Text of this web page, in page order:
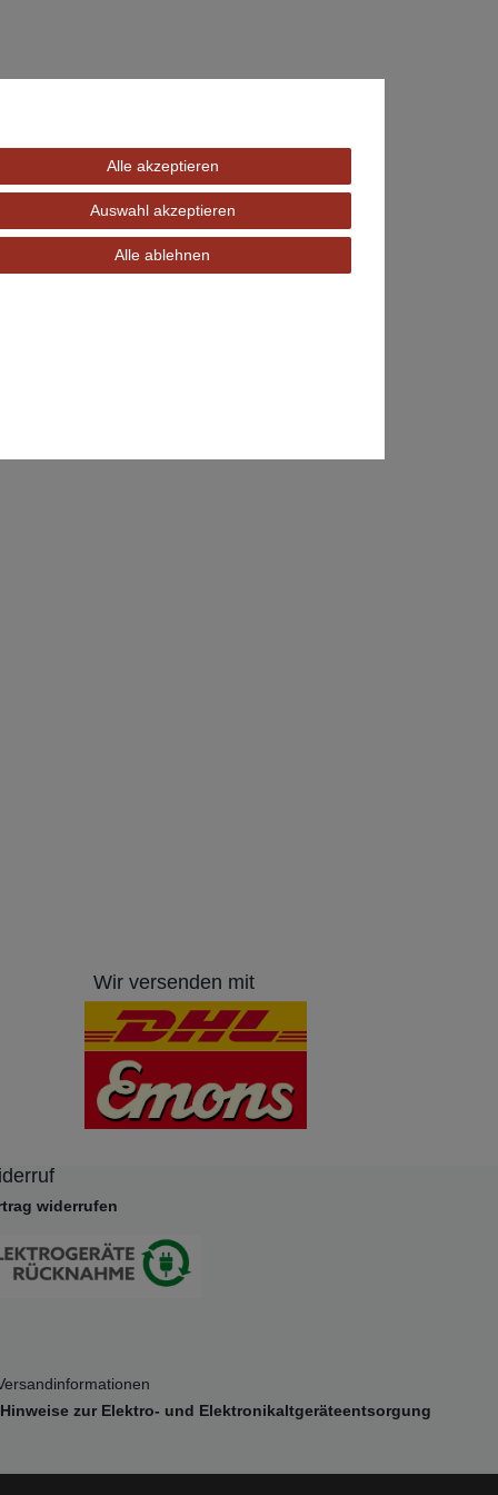
Wir versenden mit
widerrufen
Hinweise zur Elektro- und Elektronikaltgeräteentsorgung
Alle akzeptieren
Auswahl akzeptieren
Alle ablehnen